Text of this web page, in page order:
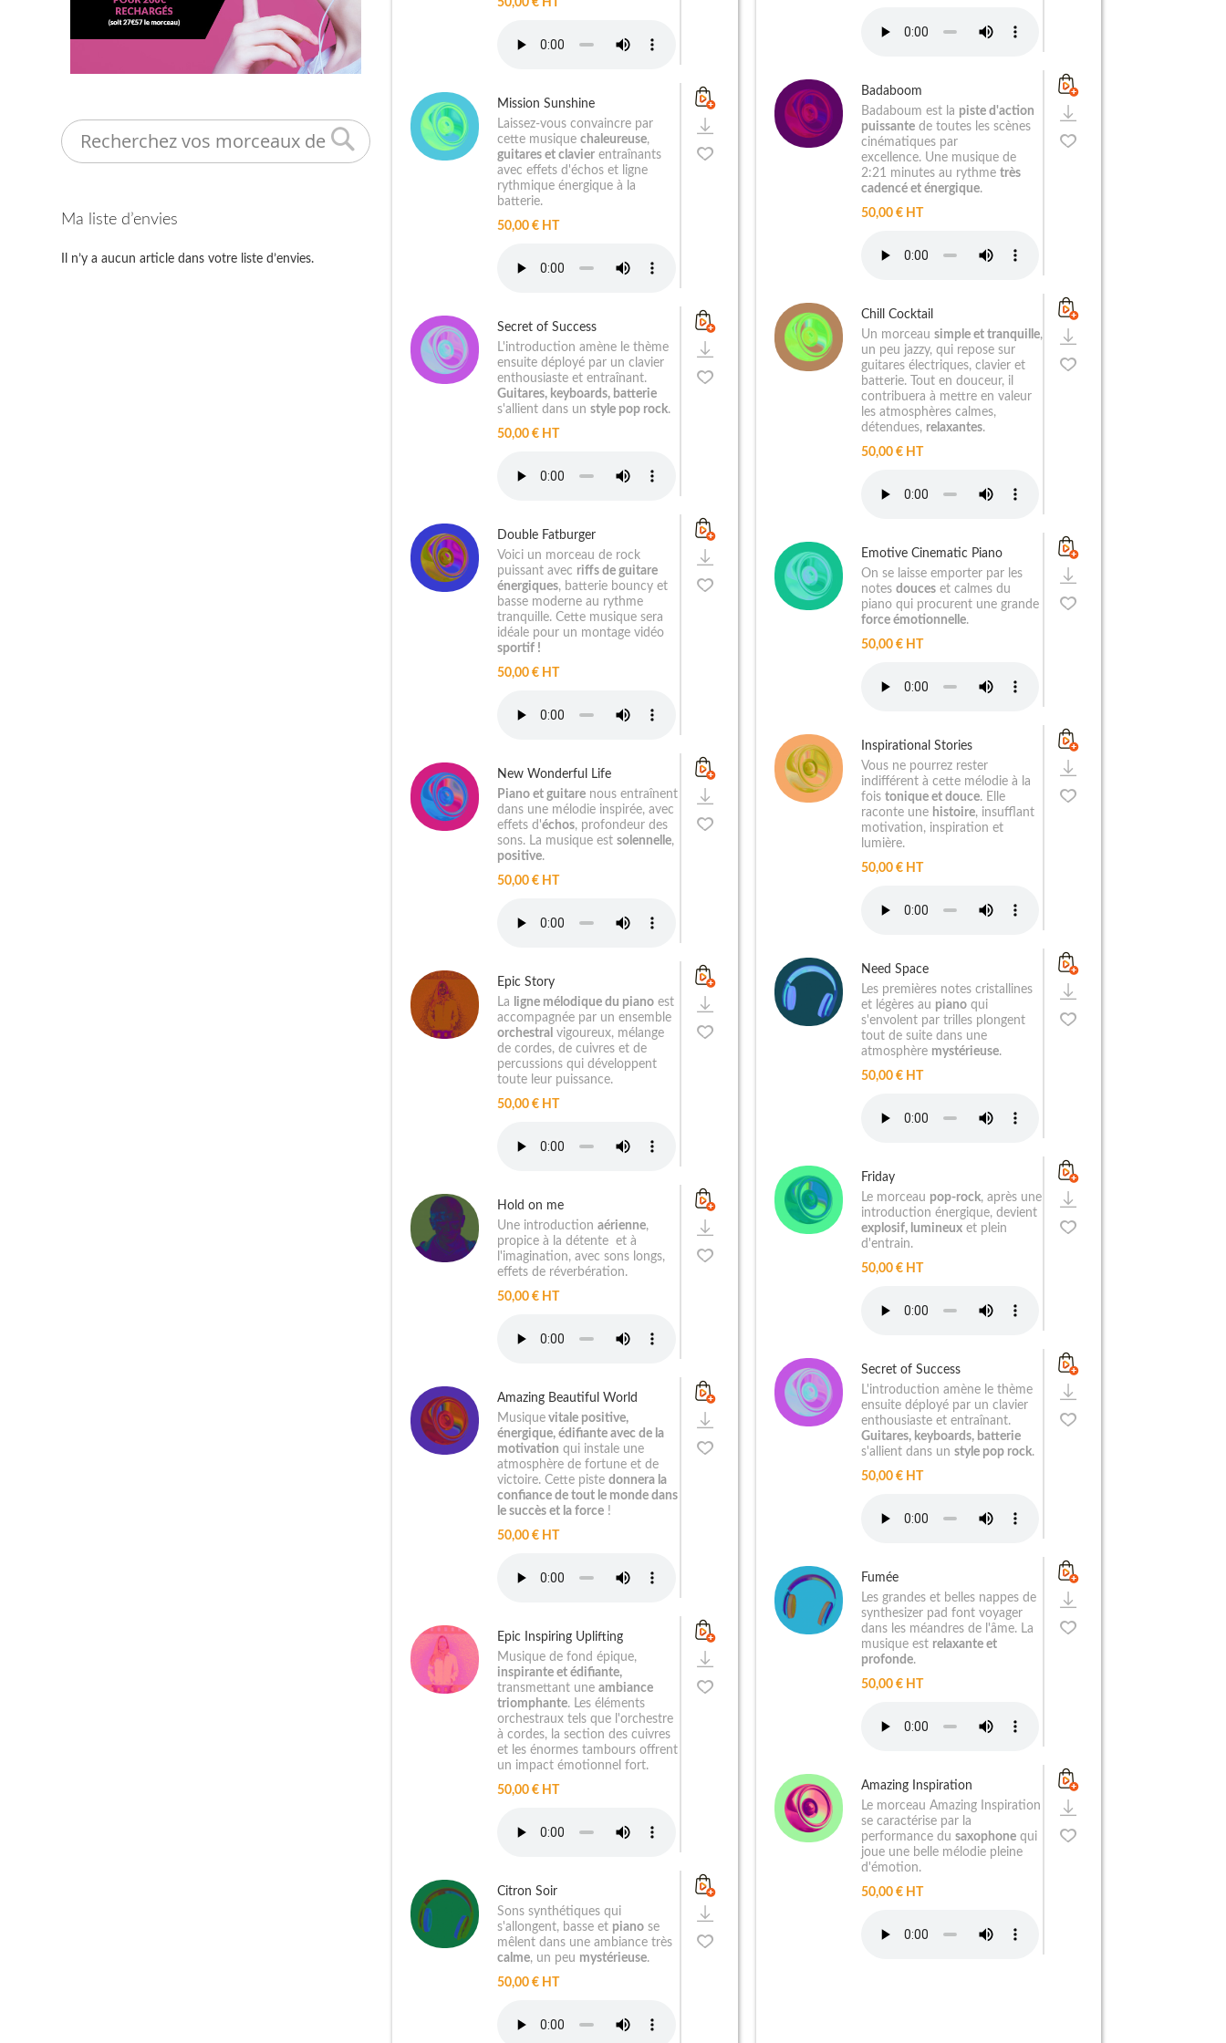
50,00 € HT
Mission Sunshine
Laissez-vous convaincre par
cette musiquechaleureuse,
guitares et clavier entraînants
avec effets d'échos et ligne
rythmique énergique à la
batterie.
50,00 € HT
Secret of Success
L'introduction amène le thème
ensuite déployé par un clavier
enthousiaste et entraînant.
Guitares, keyboards, batterie
s'allient dans unstyle pop rock.
50,00 € HT
Double Fatburger
Voici un morceau de rock
puissant avec riffs de guitare
énergiques, batterie bouncy et
basse moderne au rythme
tranquille. Cette musique sera
idéale pour un montage vidéo
sportif !
50,00 € HT
New Wonderful Life
Piano et guitare nous entraînent
dans une mélodie inspirée, avec
effets d'échos, profondeur des
sons. La musique estsolennelle,
positive.
50,00 € HT
Epic Story
La
ligne mélodique du piano est
accompagnée par un ensemble
orchestral vigoureux, mélange
de cordes, de cuivres et de
percussions qui développent
toute leur puissance.
50,00 € HT
Hold on me
Une introductionaérienne,
propice à la détente et à
l'imagination, avec sons longs,
effets de réverbération.
50,00 € HT
Amazing Beautiful World
Musique vitale positive,
énergique, édifiante avec de la
motivation qui instale une
atmosphère de fortune et de
victoire. Cette pistedonnera la
confiance de tout le monde dans
le succès et la force !
50,00 € HT
Epic Inspiring Uplifting
Musique de fond épique,
inspirante et édifiante,
transmettant uneambiance
triomphante. Les éléments
orchestraux tels que l'orchestre
à cordes, la section des cuivres
et les énormes tambours offrent
un impact émotionnel fort.
50,00 € HT
Citron Soir
Sons synthétiques qui
s'allongent, basse et piano se
mêlent dans une ambiance très
calme, un peu mystérieuse.
50,00 € HT
Badaboom
Badaboum est la piste d'action
puissantede toutes les scènes
cinématiques par
excellence. Une musique de
2:21 minutes au rythme très
cadencé et énergique.
50,00 € HT
Chill Cocktail
Un morceau simple et tranquille,
un peu jazzy, qui repose sur
guitares électriques, clavier et
batterie. Tout en douceur, il
contribuera à mettre en valeur
les atmosphères calmes,
détendues, relaxantes.
50,00 € HT
Emotive Cinematic Piano
On se laisse emporter par les
notes douceset calmes du
piano qui procurent une grande
force émotionnelle.
50,00 € HT
Inspirational Stories
Vous ne pourrez rester
indifférent à cette mélodie à la
fois tonique et douce. Elle
raconte une histoire, insufflant
motivation, inspiration et
lumière.
50,00 € HT
Need Space
Les premières notes cristallines
et légères au pianoqui
s'envolent par trilles plongent
tout de suite dans une
atmosphère mystérieuse.
50,00 € HT
Friday
Le morceau pop-rock, après une
introduction énergique, devient
explosif, lumineuxet plein
d'entrain.
50,00 € HT
Secret of Success
L'introduction amène le thème
ensuite déployé par un clavier
enthousiaste et entraînant.
Guitares, keyboards, batterie
s'allient dans un style pop rock.
50,00 € HT
Fumée
Les grandes et belles nappes de
synthesizer pad font voyager
dans les méandres de l'âme. La
musique est relaxante et
profonde.
50,00 € HT
Amazing Inspiration
Le morceau Amazing Inspiration
se caractérise par la
performance du saxophonequi
joue une belle mélodie pleine
d'émotion.
50,00 € HT
Search
Ma liste d’envies
Il n’y a aucun article dans votre liste d’envies.